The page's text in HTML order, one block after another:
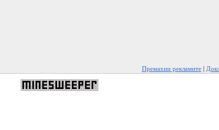
Премахни рекламите |